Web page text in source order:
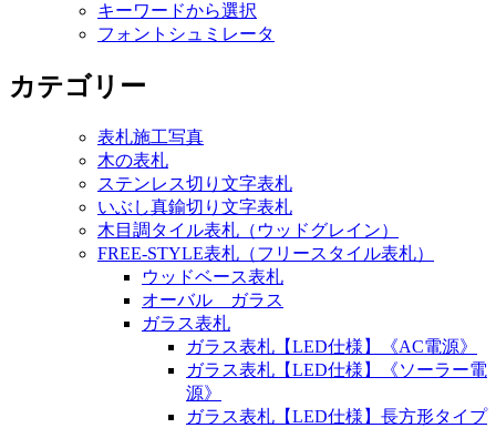
ョ
キーワードから選択
フォントシュミレータ
カテゴリー
表札施工写真
木の表札
ステンレス切り文字表札
いぶし真鍮切り文字表札
木目調タイル表札（ウッドグレイン）
FREE-STYLE表札（フリースタイル表札）
ウッドベース表札
オーバル ガラス
ガラス表札
ガラス表札【LED仕様】《AC電源》
ガラス表札【LED仕様】《ソーラー電
源》
ガラス表札【LED仕様】長方形タイプ